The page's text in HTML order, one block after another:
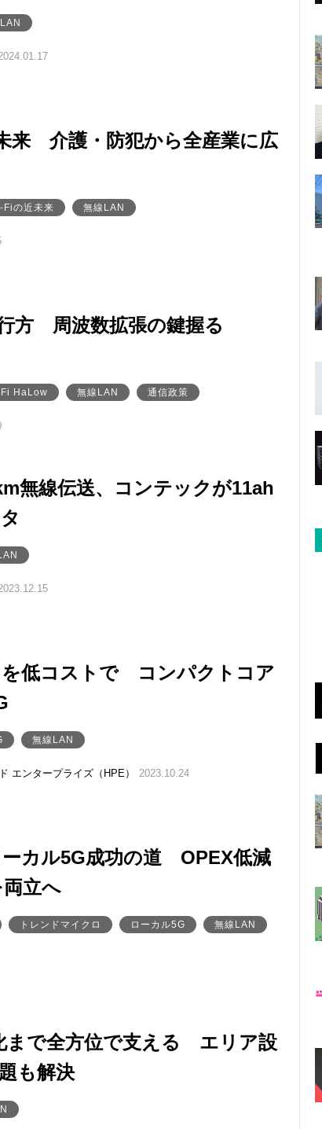
来 介護・防犯から全産業に広
Fiの近未来 無線LAN
方 周波数拡張の鍵握る
HaLow 無線LAN 通信政策
無線伝送、コンテックが11ah
を低コストで コンパクトコア
無線LAN
エンタープライズ（HPE） 2023.10.24
カル5G成功の道 OPEX低減
立へ
トレンドマイクロ ローカル5G 無線LAN
まで全方位で支える エリア設
も解決